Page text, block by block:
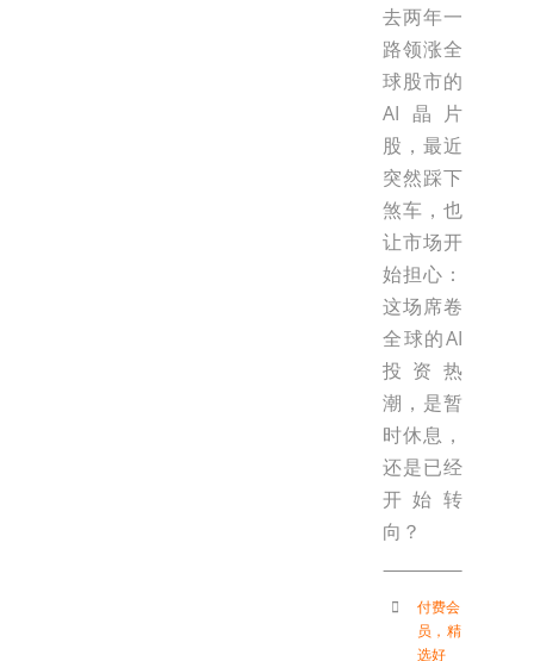
去两年一
路领涨全
球股市的
AI晶片
股，最近
突然踩下
煞车，也
让市场开
始担心：
这场席卷
全球的AI
投资热
潮，是暂
时休息，
还是已经
开始转
向？
付费会
员 ， 精
选好